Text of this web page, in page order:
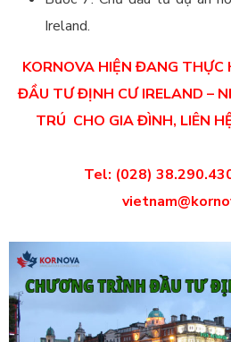
Ireland.
KORNOVA HIỆN ĐANG THỰC
ĐẦU TƯ ĐỊNH CƯ IRELAND –
TRÚ CHO GIA ĐÌNH, LIÊN
Tel: (028)